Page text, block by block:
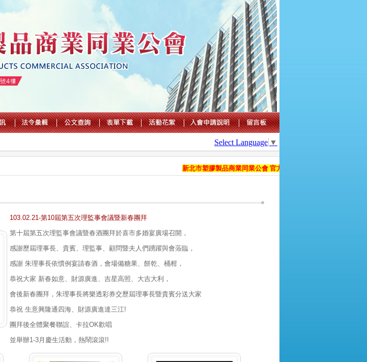
Select Language ▼
新北市塑膠製品商業同業公會 官方國際網站正式上線，提供會員
103.02.21-第10屆第五次理監事會議暨新春團拜
第十屆第五次理監事會議暨春酒團拜於喜市多婚宴廣場召開，
感謝歷屆理事長、貴賓、理監事、顧問暨夫人們踴躍與會蒞臨，
感謝 朱理事長依慣例宴請春酒，會場備糖果、餅乾、桶柑，
恭祝大家 新春如意、財源廣進、吉星高照、大吉大利，
會後新春團拜，朱理事長將樂透彩券交歷屆理事長暨貴賓分送大家
恭祝 生意興隆通四海、財源廣進達三江!
團拜後全體聚餐聯誼、卡拉OK歡唱
並舉辦1-3月慶生活動，熱鬧滾滾!!